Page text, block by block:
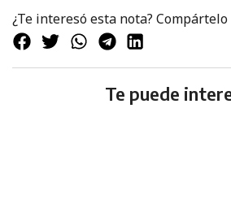
¿Te interesó esta nota? Compártelo
Te puede